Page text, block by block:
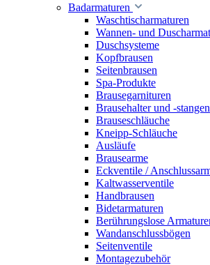
Badarmaturen
Waschtischarmaturen
Wannen- und
Duschsysteme
Kopfbrausen
Seitenbrausen
Spa-Produkte
Brausegarnituren
Brausehalter und -stangen
Brauseschläuche
Kneipp-Schläuche
Ausläufe
Brausearme
Eckventile /
Kaltwasserventile
Handbrausen
Bidetarmaturen
Berührungslose
Wandanschlussbögen
Seitenventile
Montagezubehör